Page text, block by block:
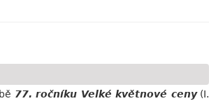
77. ročníku Velké květnové ceny(I.